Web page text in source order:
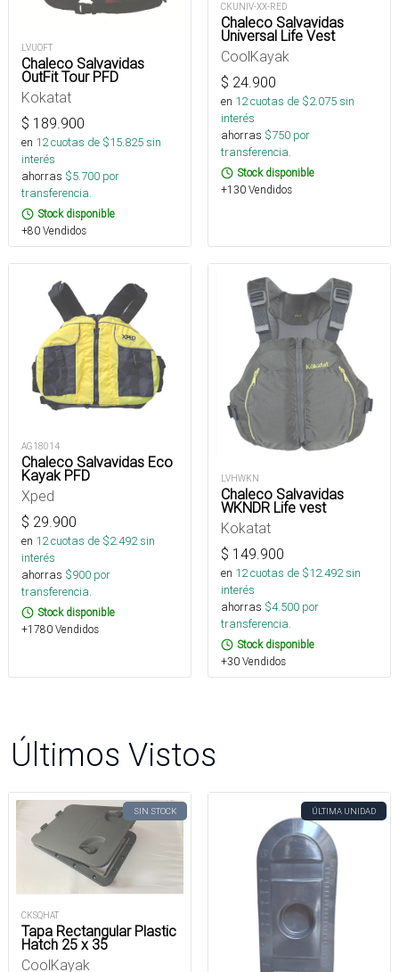
LVUOFT
Chaleco Salvavidas
OutFit Tour PFD
Kokatat
$ 189.900
en 12cuotas de $15.825sin
interés
ahorras $5.700 por
transferencia.
Stock disponible
+80 Vendidos
CKUNIV-XX-RED
Chaleco Salvavidas
Universal Life Vest
CoolKayak
$ 24.900
en 12cuotas de $2.075sin
interés
ahorras $750 por
transferencia.
Stock disponible
+130 Vendidos
AG18014
Chaleco Salvavidas Eco
Kayak PFD
Xped
$ 29.900
en 12cuotas de $2.492sin
interés
ahorras $900 por
transferencia.
Stock disponible
+1780 Vendidos
LVHWKN
Chaleco Salvavidas
WKNDR Life vest
Kokatat
$ 149.900
en 12cuotas de $12.492sin
interés
ahorras $4.500 por
transferencia.
Stock disponible
+30 Vendidos
Últimos Vistos
SIN STOCK
CKSQHAT
Tapa Rectangular Plastic
Hatch 25 x 35
CoolKayak
ÚLTIMA UNIDAD